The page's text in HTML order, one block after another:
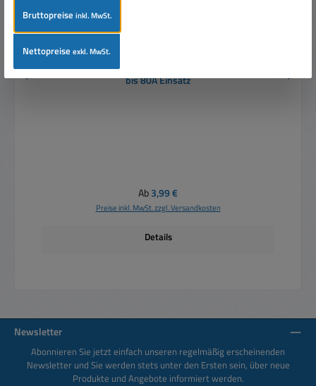
AGU Sicherungshalter für ATO bzw. AGU Sicherungen
bis 80A Einsatz
Regulärer Preis:
Ab3,99 €
Preise inkl. MwSt. zzgl. Versandkosten
Details
Newsletter
Abonnieren Sie jetzt einfach unseren regelmäßig erscheinenden
Newsletter und Sie werden stets unter den Ersten sein, über neue
Produkte und Angebote informiert werden.
Bruttopreiseinkl. MwSt.
Nettopreiseexkl. MwSt.